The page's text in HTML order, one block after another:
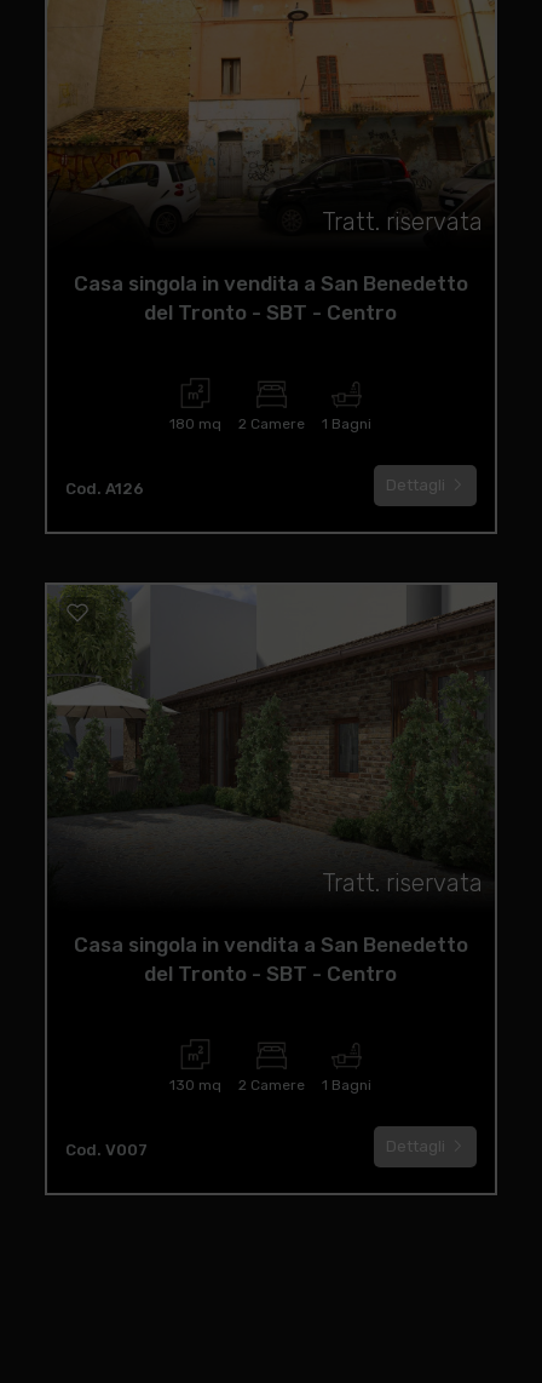
Tratt. riservata
Casa singola in vendita a San Benedetto
del Tronto - SBT - Centro
180 mq 2 Camere 1 Bagni
Cod. A126 Dettagli
Tratt. riservata
Casa singola in vendita a San Benedetto
del Tronto - SBT - Centro
130 mq 2 Camere 1 Bagni
Cod. V007 Dettagli